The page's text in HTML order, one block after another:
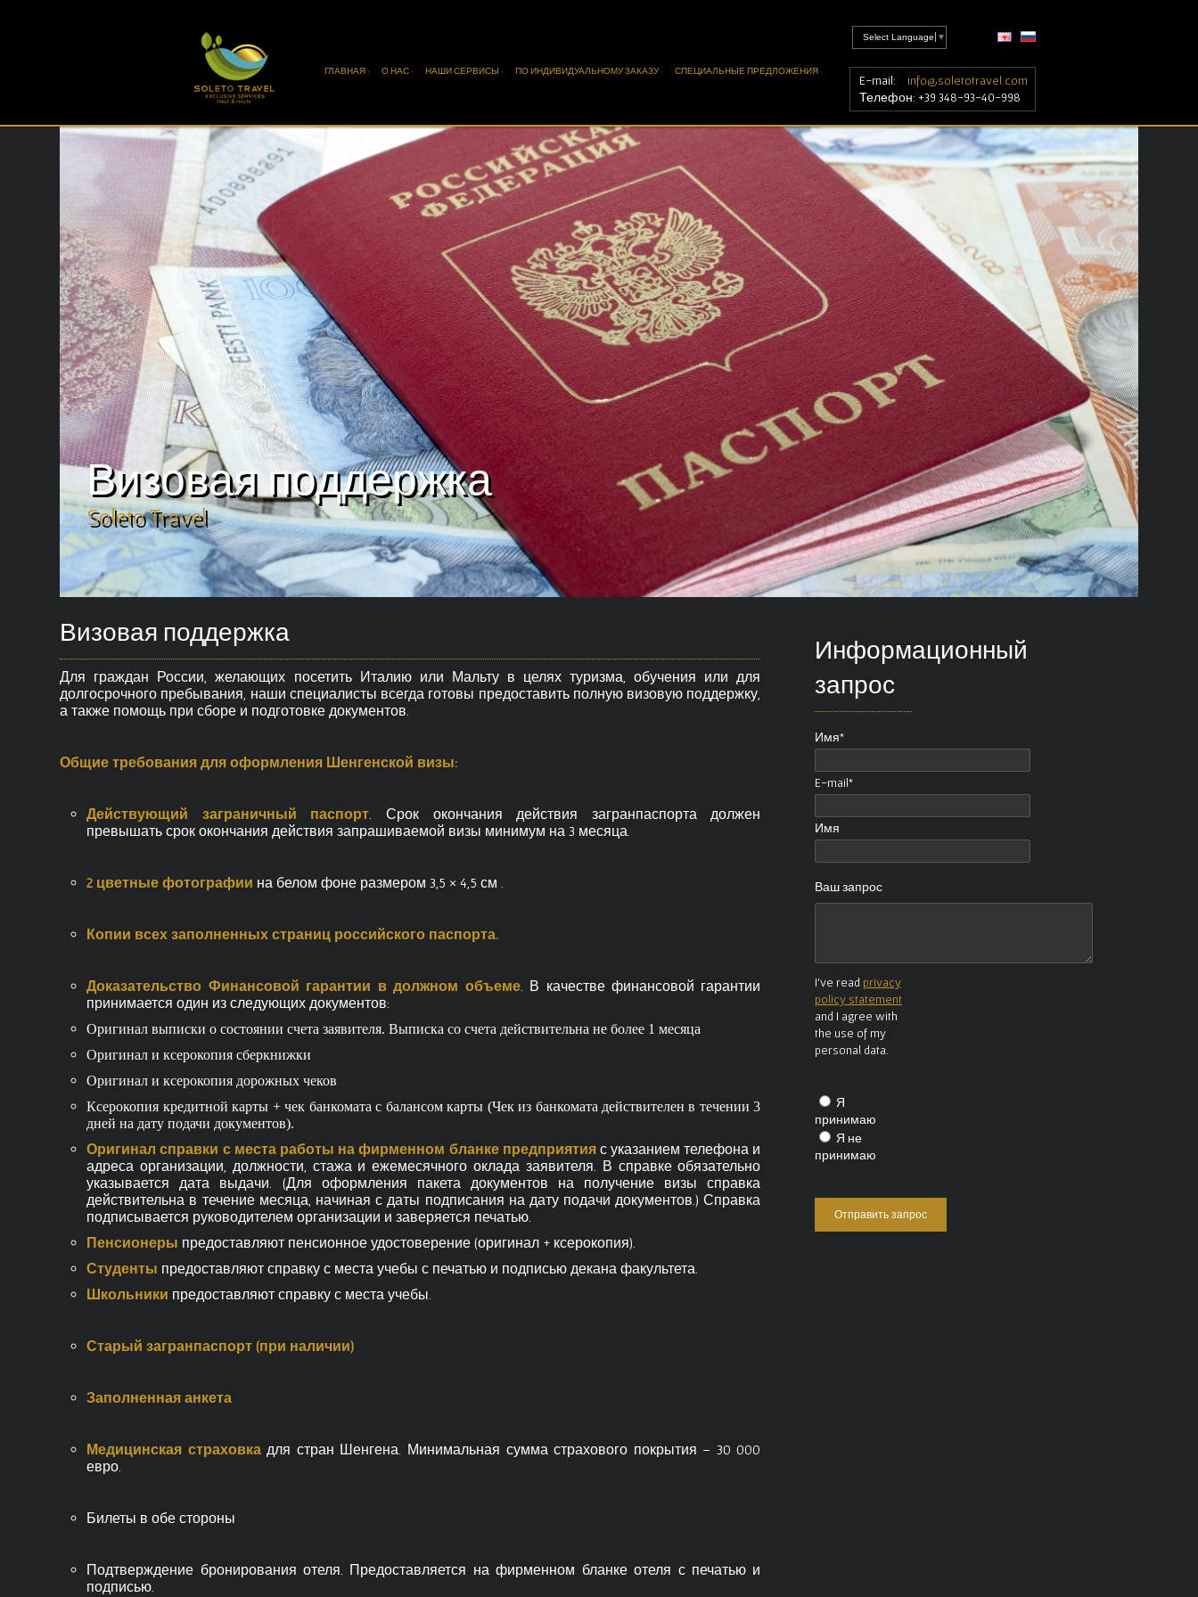
ГЛАВНАЯ · О НАС · НАШИ СЕРВИСЫ · ПО ИНДИВИДУАЛЬНОМУ ЗАКАЗУ · СПЕЦИАЛЬНЫЕ ПРЕДЛОЖЕНИЯ ·
Select Language ▼
E-mail:
info@soletotravel.com
Телефон: +39 348-93-40-998
Визовая поддержка
Soleto Travel
Визовая поддержка
Для граждан России, желающих посетить Италию или Мальту в целях туризма, обучения или для
долгосрочного пребывания, наши специалисты всегда готовы предоставить полную визовую поддержку,
а также помощь при сборе и подготовке документов.
Общие требования для оформления Шенгенской визы:
Действующий заграничный паспорт . Срок окончания действия загранпаспорта должен
превышать срок окончания действия запрашиваемой визы минимум на 3 месяца.
2 цветные фотографии на белом фоне размером 3,5 × 4,5 см .
Копии всех заполненных страниц российского паспорта.
Доказательство Финансовой гарантии в должном объеме. В качестве финансовой гарантии
принимается один из следующих документов:
Оригинал выписки о состоянии счета заявителя. Выписка со счета действительна не более 1 месяца
Оригинал и ксерокопия сберкнижки
Оригинал и ксерокопия дорожных чеков
Ксерокопия кредитной карты + чек банкомата с балансом карты (Чек из банкомата действителен в течении 3
дней на дату подачи документов).
Оригинал справки с места работы на фирменном бланке предприятияс указанием телефона и
адреса организации, должности, стажа и ежемесячного оклада заявителя. В справке обязательно
указывается дата выдачи. (Для оформления пакета документов на получение визы справка
действительна в течение месяца, начиная с даты подписания на дату подачи документов.) Справка
подписывается руководителем организации и заверяется печатью.
Пенсионеры предоставляют пенсионное удостоверение (оригинал + ксерокопия).
Студенты предоставляют справку с места учебы с печатью и подписью декана факультета.
Школьники предоставляют справку с места учебы.
Старый загранпаспорт (при наличии)
Заполненная анкета
Медицинская страховкадля стран Шенгена. Минимальная сумма страхового покрытия – 30 000
евро.
Билеты в обе стороны
Подтверждение бронирования отеля. Предоставляется на фирменном бланке отеля с печатью и
подписью.
Информационный
запрос
Имя*
E-mail*
Имя
Ваш запрос
I've read privacy
policy statement
and I agree with
the use of my
personal data.
Я
принимаю
Я не
принимаю